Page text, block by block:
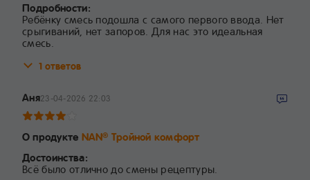
Подробности:
Ребёнку смесь подошла с самого первого ввода. Нет
срыгиваний, нет запоров. Для нас это идеальная
смесь.
1 ответов
Аня23-04-2026 22:03
О продукте NAN® Тройной комфорт
Достоинства:
Всё было отлично до смены рецептуры.